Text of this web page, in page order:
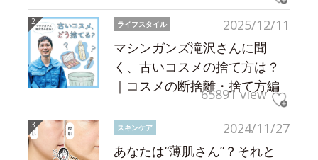
2025/12/11
ライフスタイル
マシンガンズ滝沢さんに聞
く、古いコスメの捨て方は？
｜コスメの断捨離・捨て方編
65891 view
2024/11/27
スキンケア
あなたは“薄肌さん”？それと